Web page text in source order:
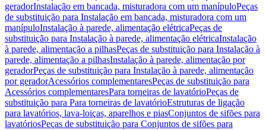
geradorInstalação em bancada, misturadora com um manípuloPeças
de substituição para Instalação em bancada, misturadora com um
manípuloInstalação à parede, alimentação elétricaPeças de
substituição para Instalação à parede, alimentação elétricaInstalação
à parede, alimentação a pilhasPeças de substituição para Instalação à
parede, alimentação a pilhasInstalação à parede, alimentação por
geradorPeças de substituição para Instalação à parede, alimentação
por geradorAcessórios complementaresPeças de substituição para
Acessórios complementaresPara torneiras de lavatórioPeças de
substituição para Para torneiras de lavatórioEstruturas de ligação
para lavatórios, lava-loiças, aparelhos e piasConjuntos de sifões para
lavatóriosPeças de substituição para Conjuntos de sifões para